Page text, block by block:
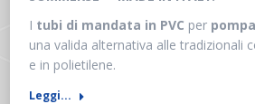
I tubi di mandata in PVC per
una valida alternativa alle tradizionali
e in polietilene.
Leggi...